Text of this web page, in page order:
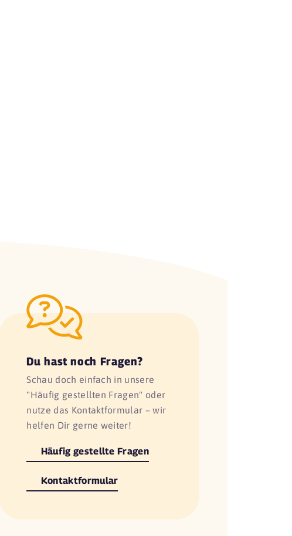
Du hast noch Fragen?
Schau doch einfach in unsere
"Häufig gestellten Fragen" oder
nutze das Kontaktformular – wir
helfen Dir gerne weiter!
Häufig gestellte Fragen
Kontaktformular